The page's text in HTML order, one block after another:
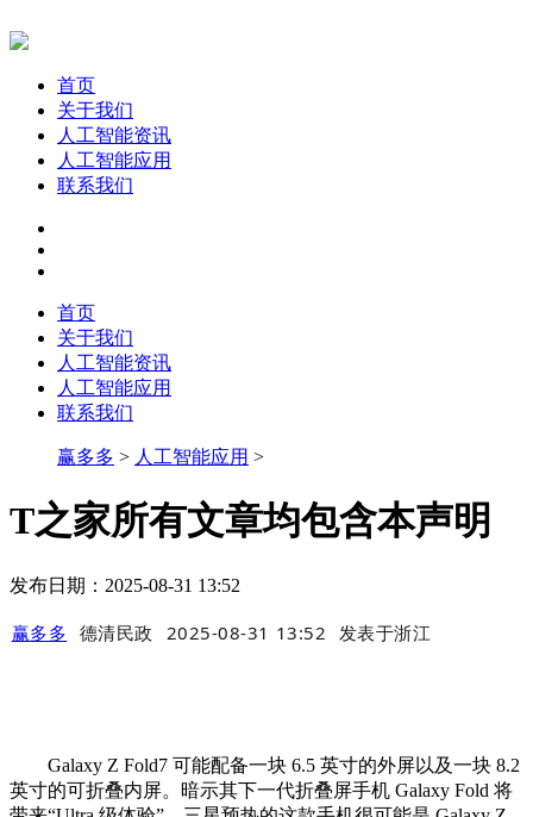
首页
关于我们
人工智能资讯
人工智能应用
联系我们
首页
关于我们
人工智能资讯
人工智能应用
联系我们
赢多多 > 人工智能应用 >
T之家所有文章均包含本声明
发布日期：2025-08-31 13:52
赢多多 德清民政 2025-08-31 13:52 发表于浙江
Galaxy Z Fold7 可能配备一块 6.5 英寸的外屏以及一块 8.2
英寸的可折叠内屏。暗示其下一代折叠屏手机 Galaxy Fold 将